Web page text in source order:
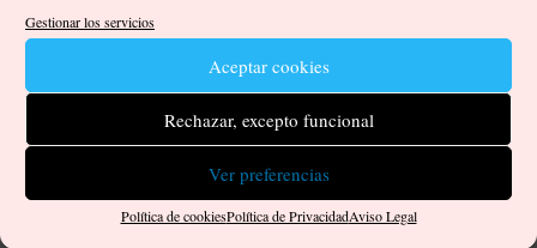
Gestionar los servicios
Aceptar cookies
Rechazar, excepto funcional
Ver preferencias
Política de cookiesPolítica de PrivacidadAviso Legal
Descubriendo a Irene Hidalgo
años y soy pintora en Gran Canaria. Hace poco expuse en la
Mateo, dentro del Circuito Itineraria de Artes Plásticas
2025/2026, del Cabildo de...